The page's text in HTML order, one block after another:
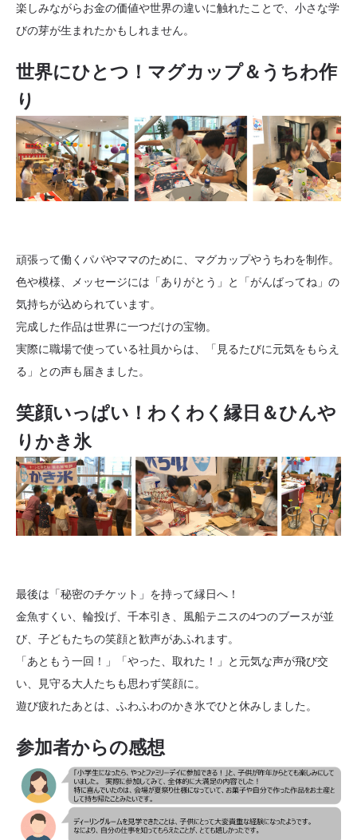
楽しみながらお金の価値や世界の違いに触れたことで、小さな学
びの芽が生まれたかもしれません。
世界にひとつ！マグカップ＆うちわ作
り
頑張って働くパパやママのために、マグカップやうちわを制作。
色や模様、メッセージには「ありがとう」と「がんばってね」の
気持ちが込められています。
完成した作品は世界に一つだけの宝物。
実際に職場で使っている社員からは、「見るたびに元気をもらえ
る」との声も届きました。
笑顔いっぱい！わくわく縁日＆ひんや
りかき氷
最後は「秘密のチケット」を持って縁日へ！
金魚すくい、輪投げ、千本引き、風船テニスの4つのブースが並
び、子どもたちの笑顔と歓声があふれます。
「あともう一回！」「やった、取れた！」と元気な声が飛び交
い、見守る大人たちも思わず笑顔に。
遊び疲れたあとは、ふわふわのかき氷でひと休みしました。
参加者からの感想